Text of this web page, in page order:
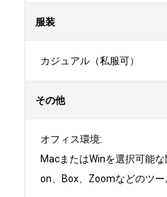
服装
カジュアル（私服可）
その他
オフィス環境:
MacまたはWinを選択可能
on、Box、Zoomなどのツー